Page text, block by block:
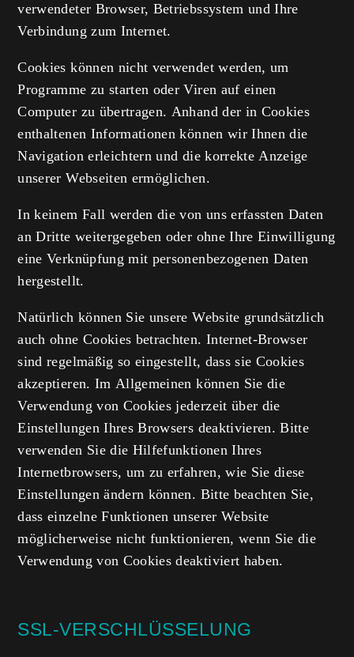
verwendeter Browser, Betriebssystem und Ihre
Verbindung zum Internet.
Cookies können nicht verwendet werden, um
Programme zu starten oder Viren auf einen
Computer zu übertragen. Anhand der in Cookies
enthaltenen Informationen können wir Ihnen die
Navigation erleichtern und die korrekte Anzeige
unserer Webseiten ermöglichen.
In keinem Fall werden die von uns erfassten Daten
an Dritte weitergegeben oder ohne Ihre Einwilligung
eine Verknüpfung mit personenbezogenen Daten
hergestellt.
Natürlich können Sie unsere Website grundsätzlich
auch ohne Cookies betrachten. Internet-Browser
sind regelmäßig so eingestellt, dass sie Cookies
akzeptieren. Im Allgemeinen können Sie die
Verwendung von Cookies jederzeit über die
Einstellungen Ihres Browsers deaktivieren. Bitte
verwenden Sie die Hilfefunktionen Ihres
Internetbrowsers, um zu erfahren, wie Sie diese
Einstellungen ändern können. Bitte beachten Sie,
dass einzelne Funktionen unserer Website
möglicherweise nicht funktionieren, wenn Sie die
Verwendung von Cookies deaktiviert haben.
SSL-VERSCHLÜSSELUNG